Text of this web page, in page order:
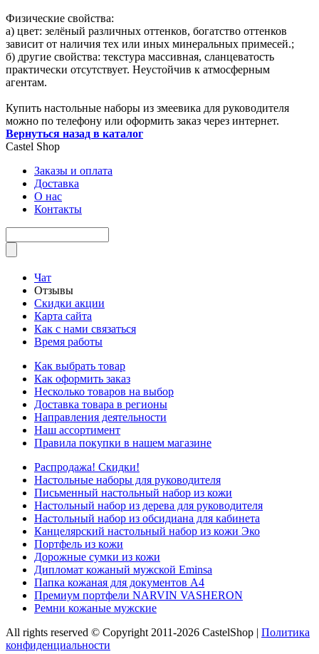
Физические свойства:
а) цвет: зелёный различных оттенков, богатство оттенков
зависит от наличия тех или иных минеральных примесей.;
б) другие свойства: текстура массивная, сланцеватость
практически отсутствует. Неустойчив к атмосферным
агентам.
Купить настольные наборы из змеевика для руководителя
можно по телефону или оформить заказ через интернет.
Вернуться назад в каталог
Castel Shop
Заказы и оплата
Доставка
О нас
Контакты
Чат
Отзывы
Скидки акции
Карта сайта
Как с нами связаться
Время работы
Как выбрать товар
Как оформить заказ
Несколько товаров на выбор
Доставка товара в регионы
Направления деятельности
Наш ассортимент
Правила покупки в нашем магазине
Распродажа! Скидки!
Настольные наборы для руководителя
Письменный настольный набор из кожи
Настольный набор из дерева для руководителя
Настольный набор из обсидиана для кабинета
Канцелярский настольный набор из кожи Эко
Портфель из кожи
Дорожные сумки из кожи
Дипломат кожаный мужской Eminsa
Папка кожаная для документов А4
Премиум портфели NARVIN VASHERON
Ремни кожаные мужские
All rights reserved © Copyright 2011-2026 CastelShop | Политика
конфиденциальности